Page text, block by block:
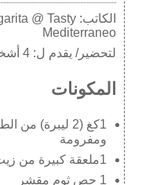
الكاتب:@ Tasty
Mediterraneo
لتحضير/ يقدم ل:4 أشخاص
المكونات
1كغ (2 ليبرة)
ومفرومة
1ملعقة كبيرة من زيت الزيتون الصافي
1 حص ثوم مقشر